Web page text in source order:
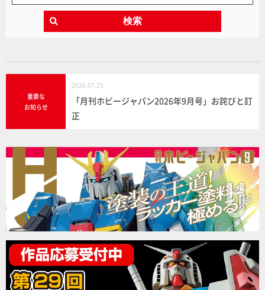
検索
重要な
お知らせ
2026.07.25
「月刊ホビージャパン2026年9月号」お詫びと訂
正